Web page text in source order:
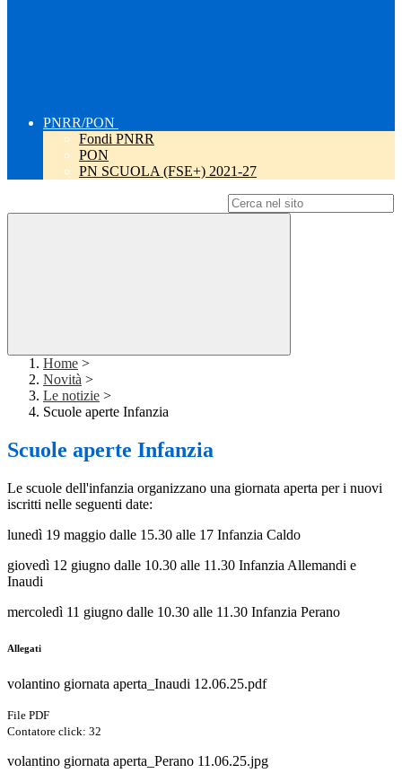
PNRR/PON
Fondi PNRR
PON
PN SCUOLA (FSE+) 2021-27
Home >
Novità >
Le notizie >
Scuole aperte Infanzia
Scuole aperte Infanzia
Le scuole dell'infanzia organizzano una giornata aperta per i nuovi
iscritti nelle seguenti date:
lunedì 19 maggio dalle 15.30 alle 17 Infanzia Caldo
giovedì 12 giugno dalle 10.30 alle 11.30 Infanzia Allemandi e
Inaudi
mercoledì 11 giugno dalle 10.30 alle 11.30 Infanzia Perano
Allegati
volantino giornata aperta_Inaudi 12.06.25.pdf
File PDF
Contatore click: 32
volantino giornata aperta_Perano 11.06.25.jpg